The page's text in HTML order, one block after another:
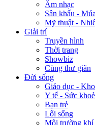
Âm nhạc
Sân khấu - Múa
Mỹ thuật -
Giải trí
Truyền hình
Thời trang
Showbiz
Cùng thư giãn
Đời sống
Giáo dục -
Y tế - Sức khoẻ
Bạn trẻ
Lối sống
Môi trường khí